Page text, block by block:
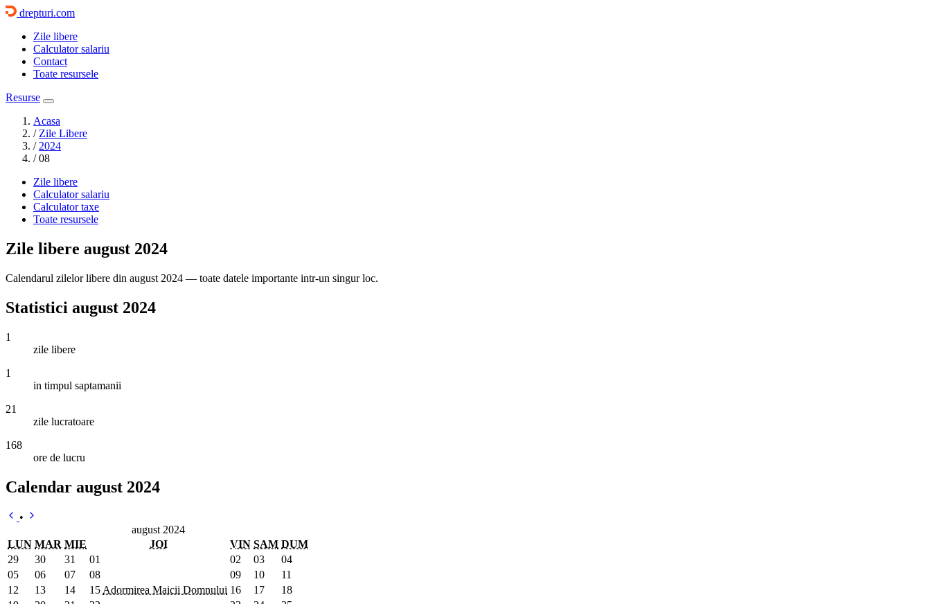
drepturi.com
Zile libere
Calculator salariu
Contact
Toate resursele
Resurse
Acasa
/ Zile Libere
/ 2024
/ 08
Zile libere
Calculator salariu
Calculator taxe
Toate resursele
Zile libere august 2024
Calendarul zilelor libere din august 2024 — toate datele importante intr-un singur loc.
Statistici august 2024
1
zile libere
1
in timpul saptamanii
21
zile lucratoare
168
ore de lucru
Calendar august 2024
•
august 2024
LUN MAR MIE JOI VIN SAM DUM
29
30 31 01 02 03
04
05
06 07 08 09 10
11
12
13 14 15Adormirea Maicii Domnului 16 17
18